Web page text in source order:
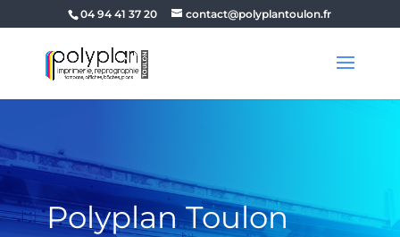
04 94 41 37 20 contact@polyplantoulon.fr
Polyplan Toulon